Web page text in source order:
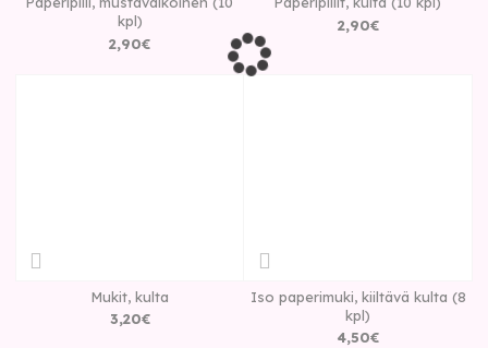
kpl)
2,90€
2,90€
Mukit, kulta
3,20€
Iso paperimuki, kiiltävä kulta (8
kpl)
4,50€